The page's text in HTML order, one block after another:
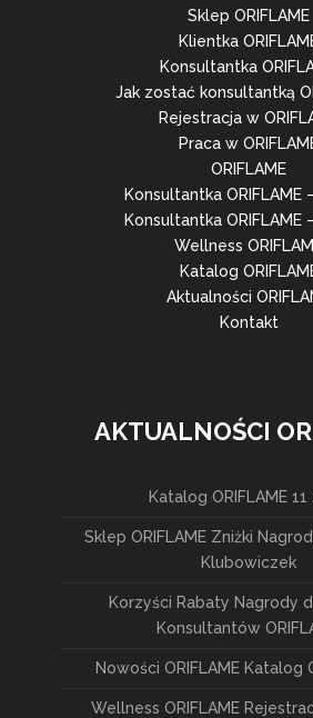
Sklep ORIFLAME
Klientka
Konsultantka
Jak zostać konsultantką
Rejestracja w
Praca w
ORIFLAME
Konsultantka ORIFLAME
Konsultantka ORIFLAME
Wellness
Katalog
Aktualności
Kontakt
AKTUALNOŚCI
Katalog ORIFLAME 11
Sklep ORIFLAME Zniżki
Klubowiczek
Korzyści Rabaty Nagrody
Konsultantów
Nowości ORIFLAME Katalog
Wellness ORIFLAME